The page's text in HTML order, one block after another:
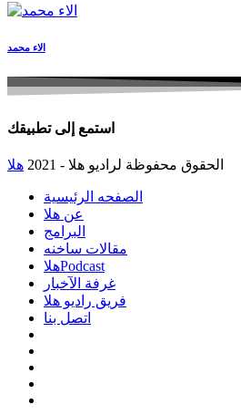
الاء محمد
استمع إلى تطبيقك
الحقوق محفوظة لراديو هلا - 2021 هلا
الصفحه الرئيسية
عن هلا
البرامج
مقالات ساخنه
هلاPodcast
غرفة الآخبار
فريق راديو هلا
اتصل بنا